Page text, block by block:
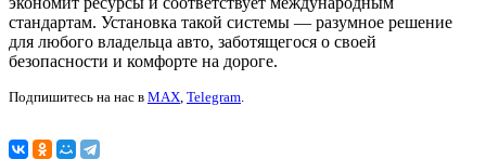
стандартам. Установка такой системы — разумное решение
для любого владельца авто, заботящегося о своей
безопасности и комфорте на дороге.
Подпишитесь на нас в MAX Telegram